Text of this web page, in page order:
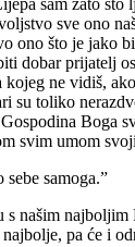
sve ono
ono što je jako
dobar prijatelj
ne vidiš,
su toliko
Boga
svim umom
samoga.”
s našim
pa će i